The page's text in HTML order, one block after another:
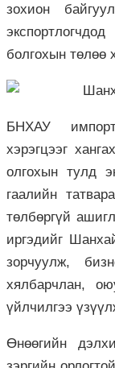
зохион
болгохын төлөө
БНХАУ
хэрэгцээг
олгохын тулд
гаалийн
төлбөргүй
иргэдийг
зорчуулж,
хялбарчлан,
үйлчилгээ
Өнөөгийн